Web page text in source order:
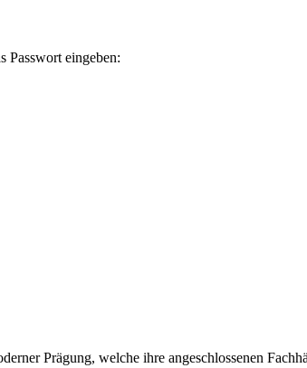
Passwort eingeben:
Prägung, welche ihre angeschlossenen